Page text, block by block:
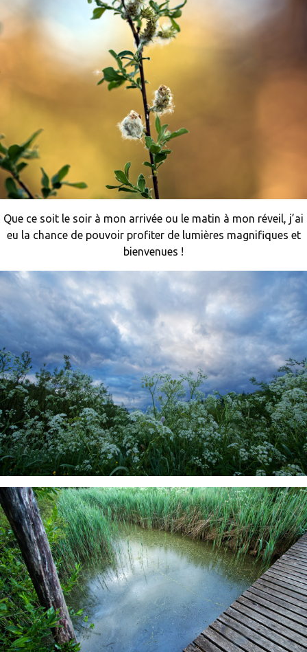
Que ce soit le soir à mon arrivée ou le matin à mon réveil, j’ai
eu la chance de pouvoir profiter de lumières magnifiques et
bienvenues !